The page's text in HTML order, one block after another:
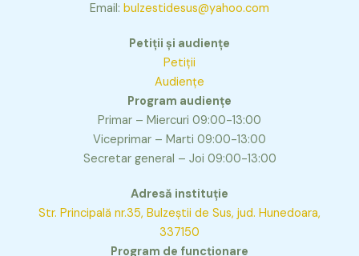
Email: bulzestidesus@yahoo.com
Petiții și audiențe
Petiții
Audiențe
Program audiențe
Primar – Miercuri 09:00-13:00
Viceprimar – Marti 09:00-13:00
Secretar general – Joi 09:00-13:00
Adresă instituție
Str. Principală nr.35, Bulzeștii de Sus, jud. Hunedoara,
337150
Program de funcționare